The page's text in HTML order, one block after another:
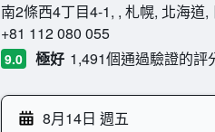
南2條西4丁目4-1, , 札幌, 北海道,
+81 112 080 055
9.0 極好 1,491個通過驗證的評
8月14日 週五